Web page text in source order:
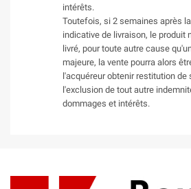
intérêts.
Toutefois, si 2 semaines après
indicative de livraison, le produit
livré, pour toute autre cause
majeure, la vente pourra alors
l'acquéreur obtenir restitution de
l'exclusion de tout autre
dommages et intérêts.